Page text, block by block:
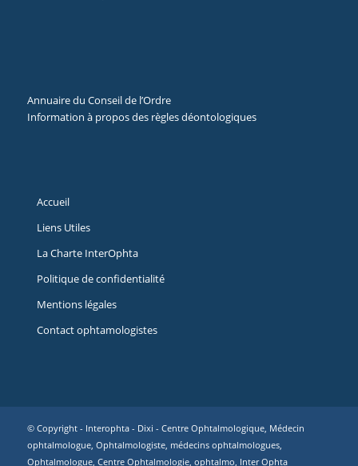
Annuaire du Conseil de l’Ordre
Information à propos des règles déontologiques
Accueil
Liens Utiles
La Charte InterOphta
Politique de confidentialité
Mentions légales
Contact ophtamologistes
© Copyright - Interophta - Dixi - Centre Ophtalmologique, Médecin
ophtalmologue, Ophtalmologiste, médecins ophtalmologues,
Ophtalmologue, Centre Ophtalmologie, ophtalmo, Inter Ophta